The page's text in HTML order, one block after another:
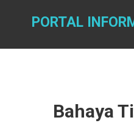
PORTAL
Bahaya